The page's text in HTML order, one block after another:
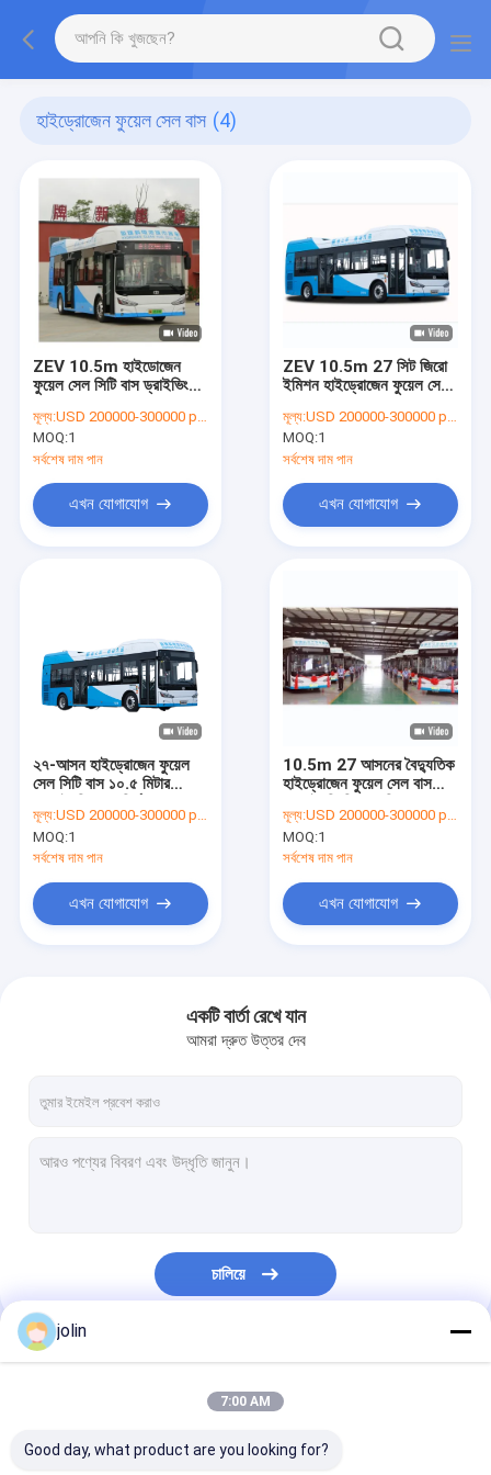
হাইড্রোজেন ফুয়েল সেল বাস (4)
ZEV 10.5m হাইডোজেন
ফুয়েল সেল সিটি বাস ড্রাইভিং
মূল্য:USD 200000-300000 per unit
MOQ:1
সর্বশেষ দাম পান
এখন যোগাযোগ
ZEV 10.5m 27 সিট জিরো
ইমিশন হাইড্রোজেন ফুয়েল সেল
মূল্য:USD 200000-300000 per unit
MOQ:1
সর্বশেষ দাম পান
এখন যোগাযোগ
২৭-আসন হাইড্রোজেন ফুয়েল
সেল সিটি বাস ১০.৫ মিটার
মূল্য:USD 200000-300000 per unit
MOQ:1
সর্বশেষ দাম পান
এখন যোগাযোগ
10.5m 27 আসনের বৈদ্যুতিক
হাইড্রোজেন ফুয়েল সেল বাস
মূল্য:USD 200000-300000 per unit
MOQ:1
সর্বশেষ দাম পান
এখন যোগাযোগ
একটি বার্তা রেখে যান
আমরা দ্রুত উত্তর দেব
চালিয়ে
আমাদের বিভাগসমূহ
jolin
7:00 AM
Good day, what product are you looking for?